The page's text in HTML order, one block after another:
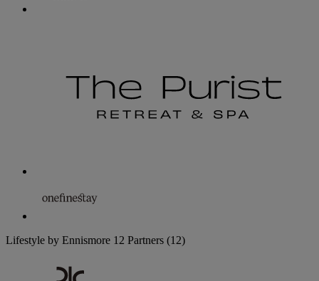
Lifestyle by Ennismore 12 Partners (12)